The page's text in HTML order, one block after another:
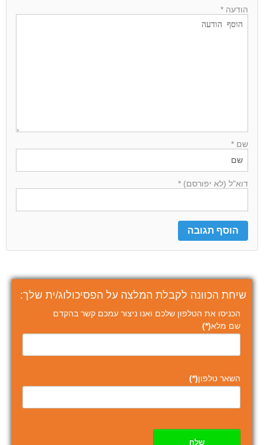
הודעה *
שם *
דוא"ל (לא יפורסם) *
שיחת הכוונה לקבלת המלצה על הפסיכולוג/ית שלך:
הכניסו את הטלפון שלכם ואנו ניצור עמכם קשר בהקדם
שם מלא(*)
השאר טלפון(*)
שלח